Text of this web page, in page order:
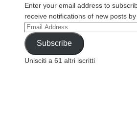
Enter your email address to
receive notifications of new posts by
Email
Address
Subscribe
Unisciti a 61 altri iscritti